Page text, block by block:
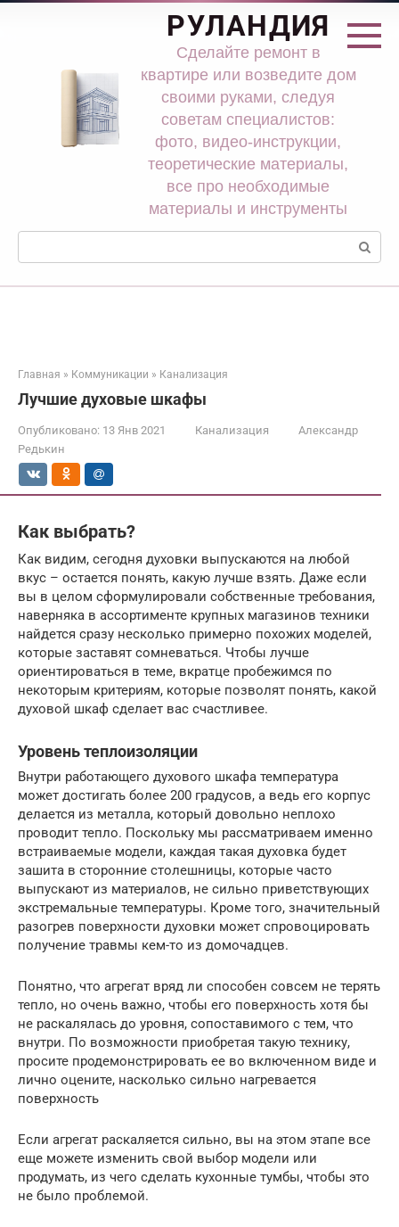
Перейти
РУЛАНДИЯ
Сделайте ремонт в
квартире или возведите дом
своими руками, следуя
советам специалистов:
фото, видео-инструкции,
теоретические материалы,
все про необходимые
материалы и инструменты
Поиск:
Главная » Коммуникации » Канализация
Лучшие духовые шкафы
Опубликовано: 13 Янв 2021 Канализация
Александр
Редькин
Как выбрать?
Как видим, сегодня духовки выпускаются на любой
вкус – остается понять, какую лучше взять. Даже если
вы в целом сформулировали собственные требования,
наверняка в ассортименте крупных магазинов техники
найдется сразу несколько примерно похожих моделей,
которые заставят сомневаться. Чтобы лучше
ориентироваться в теме, вкратце пробежимся по
некоторым критериям, которые позволят понять, какой
духовой шкаф сделает вас счастливее.
Уровень теплоизоляции
Внутри работающего духового шкафа температура
может достигать более 200 градусов, а ведь его корпус
делается из металла, который довольно неплохо
проводит тепло. Поскольку мы рассматриваем именно
встраиваемые модели, каждая такая духовка будет
зашита в сторонние столешницы, которые часто
выпускают из материалов, не сильно приветствующих
экстремальные температуры. Кроме того, значительный
разогрев поверхности духовки может спровоцировать
получение травмы кем-то из домочадцев.
Понятно, что агрегат вряд ли способен совсем не терять
тепло, но очень важно, чтобы его поверхность хотя бы
не раскалялась до уровня, сопоставимого с тем, что
внутри. По возможности приобретая такую технику,
просите продемонстрировать ее во включенном виде и
лично оцените, насколько сильно нагревается
поверхность
Если агрегат раскаляется сильно, вы на этом этапе все
еще можете изменить свой выбор модели или
продумать, из чего сделать кухонные тумбы, чтобы это
не было проблемой.